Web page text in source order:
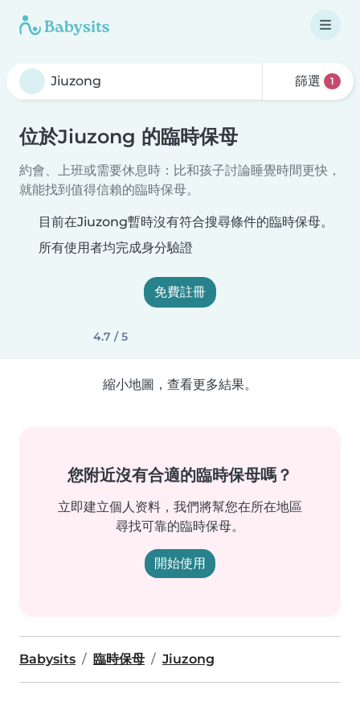
篩選 1
位於Jiuzong 的臨時保母
約會、上班或需要休息時：比和孩子討論睡覺時間更快，
就能找到值得信賴的臨時保母。
目前在Jiuzong暫時沒有符合搜尋條件的臨時保母。
所有使用者均完成身分驗證
免費註冊
4.7 / 5
縮小地圖，查看更多結果。
您附近沒有合適的臨時保母嗎？
立即建立個人资料，我們將幫您在所在地區
尋找可靠的臨時保母。
開始使用
Babysits 臨時保母 Jiuzong